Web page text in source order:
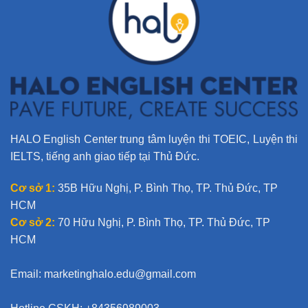
HALO English Center trung tâm luyện thi TOEIC, Luyện thi
IELTS, tiếng anh giao tiếp tại Thủ Đức.
Cơ sở 1: 35B Hữu Nghị, P. Bình Thọ, TP. Thủ Đức, TP
HCM
Cơ sở 2: 70 Hữu Nghị, P. Bình Thọ, TP. Thủ Đức, TP
HCM
Email: marketinghalo.edu@gmail.com